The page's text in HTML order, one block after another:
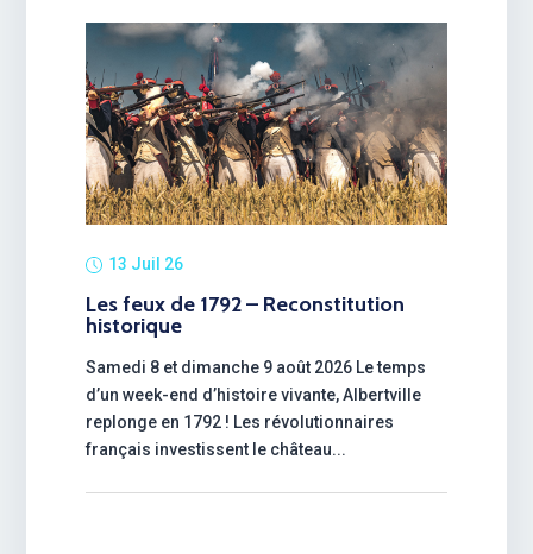
13 Juil 26
Les feux de 1792 – Reconstitution
historique
Samedi 8 et dimanche 9 août 2026 Le temps
d’un week-end d’histoire vivante, Albertville
replonge en 1792 ! Les révolutionnaires
français investissent le château...